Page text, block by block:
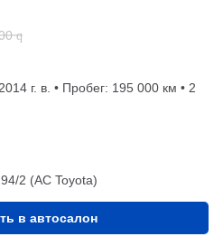
q
г. в. • Пробег: 195 000 км • 2
2 (АС Toyota)
в автосалон